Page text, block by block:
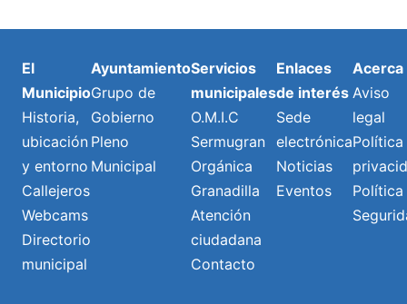
El
Municipio
Historia,
ubicación
y entorno
Callejeros
Webcams
Directorio
municipal
Ayuntamiento
Grupo de
Gobierno
Pleno
Municipal
Servicios
municipales
O.M.I.C
Sermugran
Orgánica
Granadilla
Atención
ciudadana
Contacto
Enlaces
de interés
Sede
electrónica
Noticias
Eventos
Acerca
Aviso
legal
Política
Política